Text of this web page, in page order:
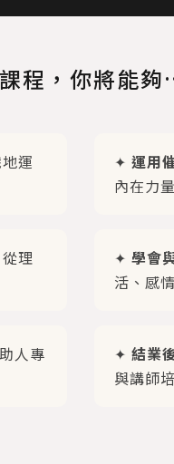
程，你將能
運
從理
人專
✦ 運用
內在力量
✦ 學會
活、感
✦ 結業
與講師